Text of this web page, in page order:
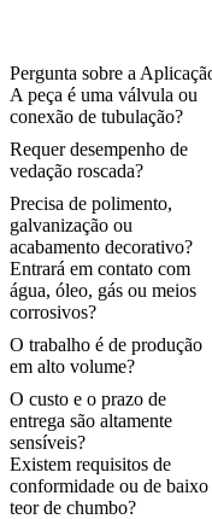
Pergunta sobre a
A peça é uma válvula ou
conexão de tubulação?
Requer desempenho de
vedação roscada?
Precisa de polimento,
galvanização ou
acabamento decorativo?
Entrará em contato com
água, óleo, gás ou meios
corrosivos?
O trabalho é de produção
em alto volume?
O custo e o prazo de
entrega são altamente
sensíveis?
Existem requisitos de
conformidade ou de baixo
teor de chumbo?